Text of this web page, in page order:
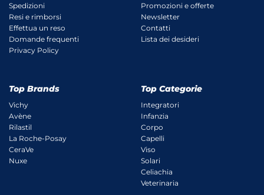
Spedizioni
Resi e rimborsi
Effettua un reso
Domande frequenti
Privacy Policy
Promozioni e offerte
Newsletter
Contatti
Lista dei desideri
Top Brands
Vichy
Avène
Rilastil
La Roche-Posay
CeraVe
Nuxe
Top Categorie
Integratori
Infanzia
Corpo
Capelli
Viso
Solari
Celiachia
Veterinaria